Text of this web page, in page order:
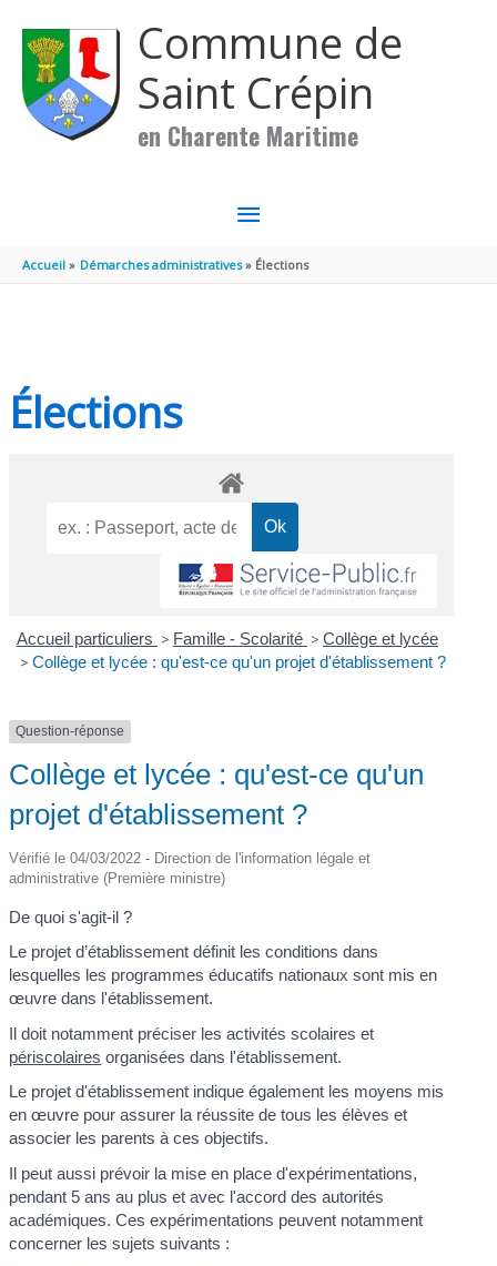
Commune de
Saint Crépin
en Charente Maritime
MENU
PRINCIPAL
Accueil Démarches administratives Élections
Élections
Accueil particuliers > Famille - Scolarité > Collège et lycée
> Collège et lycée : qu'est-ce qu'un projet d'établissement ?
Question-réponse
Collège et lycée : qu'est-ce qu'un
projet d'établissement ?
Vérifié le 04/03/2022 - Direction de l'information légale et
administrative (Première ministre)
De quoi s'agit-il ?
Le projet d’établissement définit les conditions dans
lesquelles les programmes éducatifs nationaux sont mis en
œuvre dans l'établissement.
Il doit notamment préciser les activités scolaires et
périscolaires organisées dans l'établissement.
Le projet d'établissement indique également les moyens mis
en œuvre pour assurer la réussite de tous les élèves et
associer les parents à ces objectifs.
Il peut aussi prévoir la mise en place d'expérimentations,
pendant 5 ans au plus et avec l'accord des autorités
académiques. Ces expérimentations peuvent notamment
concerner les sujets suivants :